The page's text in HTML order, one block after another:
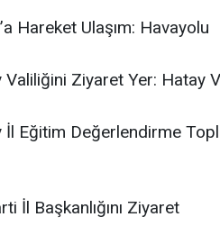
Hareket Ulaşım: Havayolu
Ziyaret Yer: Hatay
Eğitim Değerlendirme
İl Başkanlığını Ziyaret